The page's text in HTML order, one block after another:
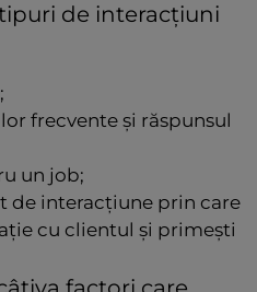
de interacțiuni
frecvente și răspunsul
un job;
de interacțiune prin care
cu clientul și primești